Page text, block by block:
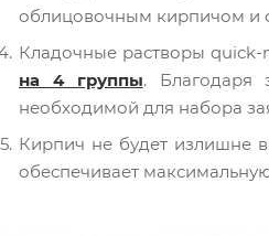
облицовочным кирпичом и
Кладочные растворы
на 4 группы. Благодаря
необходимой для набора
Кирпич не будет излишне
обеспечивает